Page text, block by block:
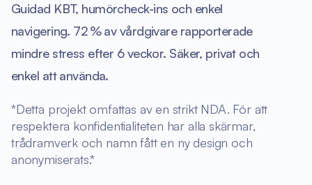
Guidad KBT, humörcheck-ins och enkel
navigering. 72 % av vårdgivare rapporterade
mindre stress efter 6 veckor. Säker, privat och
enkel att använda.
*Detta projekt omfattas av en strikt NDA. För att
respektera konfidentialiteten har alla skärmar,
trådramverk och namn fått en ny design och
anonymiserats.*